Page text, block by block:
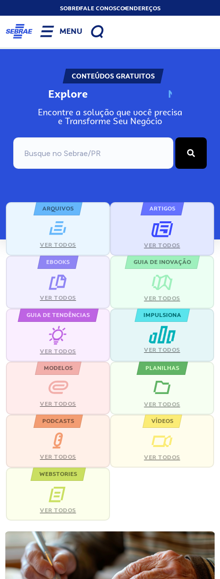
SOBREFALE CONOSCOENDEREÇOS
MENU
CONTEÚDOS GRATUITOS
Explore N
Encontre a solução que você precisa
e Transforme Seu Negócio
ARQUIVOS
VER TODOS
ARTIGOS
VER TODOS
EBOOKS
VER TODOS
GUIA DE INOVAÇÃO
VER TODOS
GUIA DE TENDÊNCIAS
VER TODOS
IMPULSIONA
VER TODOS
MODELOS
VER TODOS
PLANILHAS
VER TODOS
PODCASTS
VER TODOS
VÍDEOS
VER TODOS
WEBSTORIES
VER TODOS